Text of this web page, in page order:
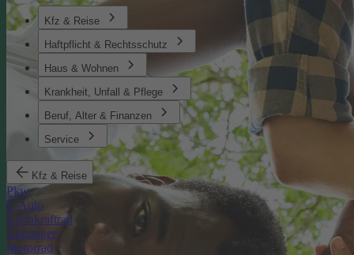
Kfz & Reise
Haftpflicht & Rechtsschutz
Haus & Wohnen
Krankheit, Unfall & Pflege
Beruf, Alter & Finanzen
Service
Kfz & Reise
Pkw
E-Auto
Kleinkraftrad
Anhänger
Motorrad